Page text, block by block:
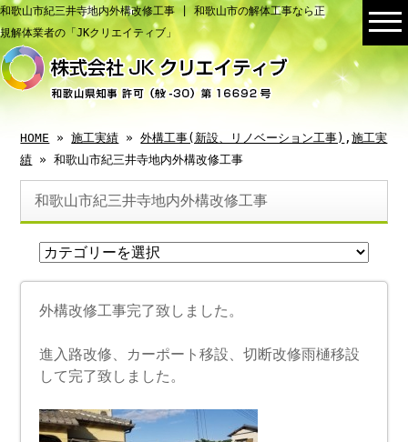
和歌山市紀三井寺地内外構改修工事 | 和歌山市の解体工事なら正
規解体業者の「JKクリエイティブ」
HOME »施工実績 »外構工事(新設、リノベーション工事) ,施工実
績 » 和歌山市紀三井寺地内外構改修工事
和歌山市紀三井寺地内外構改修工事
外構改修工事完了致しました。
進入路改修、カーポート移設、切断改修雨樋移設
して完了致しました。